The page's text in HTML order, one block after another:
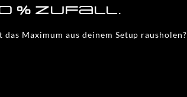
0 % Zufall.
Maximum aus deinem Setup rausholen?